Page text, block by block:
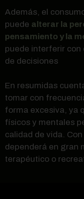
Además, el
puede alterar la
pensamiento y la
puede interferir con
de decisiones
En resumidas
tomar con
forma excesiva, ya
físicos y mentales
calidad de vida.
dependerá en gran
terapéutico o